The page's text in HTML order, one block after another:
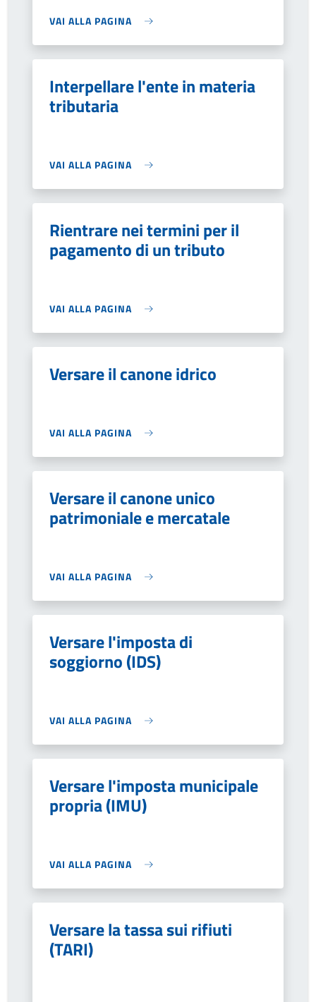
VAI ALLA PAGINA
Interpellare l'ente in materia
tributaria
VAI ALLA PAGINA
Rientrare nei termini per il
pagamento di un tributo
VAI ALLA PAGINA
Versare il canone idrico
VAI ALLA PAGINA
Versare il canone unico
patrimoniale e mercatale
VAI ALLA PAGINA
Versare l'imposta di
soggiorno (IDS)
VAI ALLA PAGINA
Versare l'imposta municipale
propria (IMU)
VAI ALLA PAGINA
Versare la tassa sui rifiuti
(TARI)